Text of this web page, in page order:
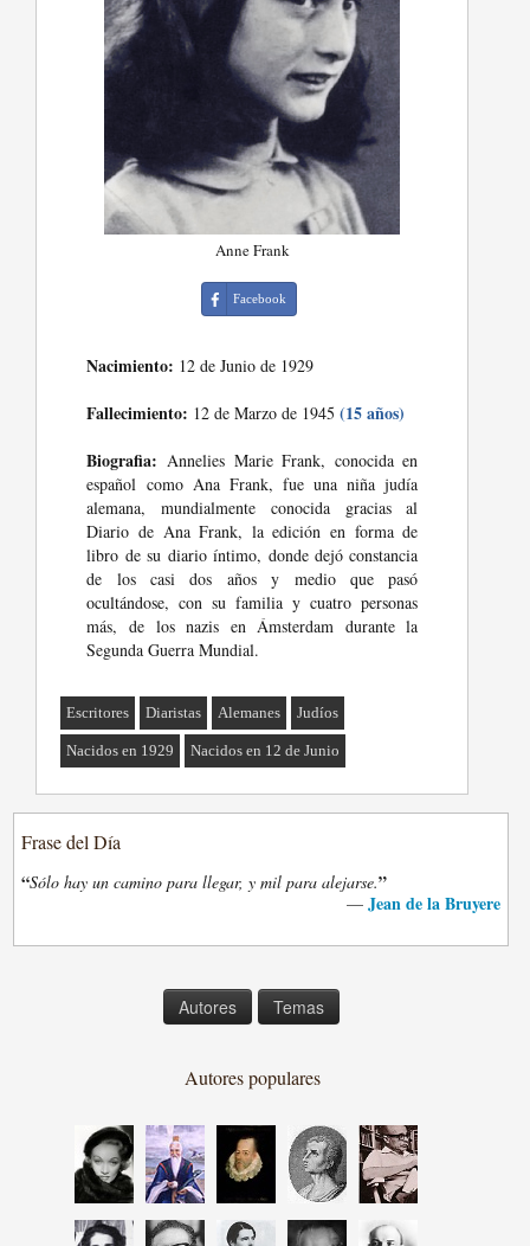
Anne Frank
Facebook
Nacimiento: 12 de Junio de 1929
Fallecimiento: 12 de Marzo de 1945(15 años)
Biografia: Annelies Marie Frank, conocida en
español como Ana Frank, fue una niña judía
alemana, mundialmente conocida gracias al
Diario de Ana Frank, la edición en forma de
libro de su diario íntimo, donde dejó constancia
de los casi dos años y medio que pasó
ocultándose, con su familia y cuatro personas
más, de los nazis en Ámsterdam durante la
Segunda Guerra Mundial.
Escritores Diaristas Alemanes Judíos
Nacidos en 1929 Nacidos en 12 de Junio
Frase del Día
“Sólo hay un camino para llegar, y mil para alejarse.”
— Jean de la Bruyere
Autores Temas
Autores populares